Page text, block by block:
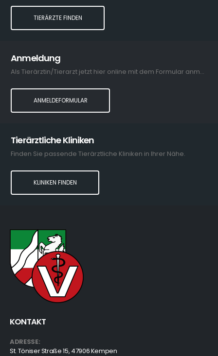
TIERÄRZTE FINDEN
Anmeldung
Als Tierärztin/Tierarzt jetzt hier online mit dem Formular anmelden.
ANMELDEFORMULAR
Tierärztliche Kliniken
Finden Sie passende Tierärztliche Kliniken in Ihrer Nähe.
KLINIKEN FINDEN
KONTAKT
ADRESSE:
St. Töniser Straße 15, 47906 Kempen